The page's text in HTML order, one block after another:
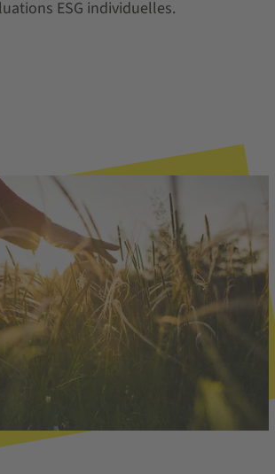
ESG individuelles.